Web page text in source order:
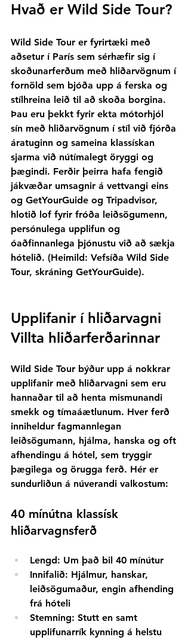
Hvað er Wild Side Tour?
Wild Side Tour er fyrirtæki með
aðsetur í París sem sérhæfir sig í
skoðunarferðum með hliðarvögnum í
fornöld sem bjóða upp á ferska og
stílhreina leið til að skoða borgina.
Þau eru þekkt fyrir ekta mótorhjól
sín með hliðarvögnum í stíl við fjórða
áratuginn og sameina klassískan
sjarma við nútímalegt öryggi og
þægindi. Ferðir þeirra hafa fengið
jákvæðar umsagnir á vettvangi eins
og GetYourGuide og Tripadvisor,
hlotið lof fyrir fróða leiðsögumenn,
persónulega upplifun og
óaðfinnanlega þjónustu við að sækja
hótelið. (Heimild: Vefsíða Wild Side
Tour, skráning GetYourGuide).
Upplifanir í hliðarvagni
Villta hliðarferðarinnar
Wild Side Tour býður upp á nokkrar
upplifanir með hliðarvagni sem eru
hannaðar til að henta mismunandi
smekk og tímaáætlunum. Hver ferð
inniheldur fagmannlegan
leiðsögumann, hjálma, hanska og oft
afhendingu á hótel, sem tryggir
þægilega og örugga ferð. Hér er
sundurliðun á núverandi valkostum:
40 mínútna klassísk
hliðarvagnsferð
Lengd: Um það bil 40 mínútur
Innifalið: Hjálmur, hanskar,
leiðsögumaður, engin afhending
frá hóteli
Stemning: Stutt en samt
upplifunarrík kynning á helstu